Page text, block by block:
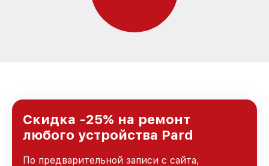
Скидка -25% на ремонт
любого устройства Pard
По предварительной записи с сайта,